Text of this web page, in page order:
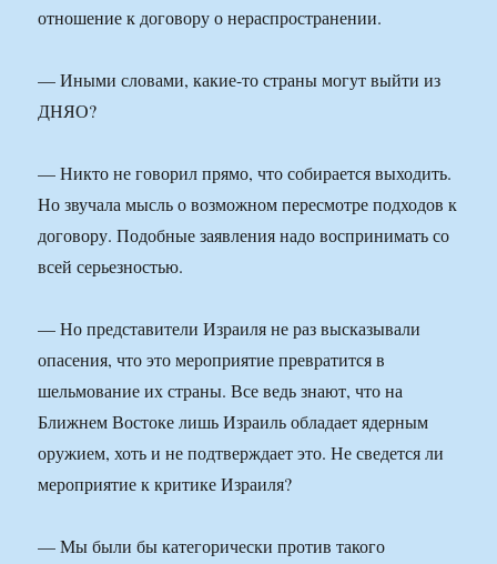
отношение к договору о нераспространении.
— Иными словами, какие-то страны могут выйти из
ДНЯО?
— Никто не говорил прямо, что собирается выходить.
Но звучала мысль о возможном пересмотре подходов к
договору. Подобные заявления надо воспринимать со
всей серьезностью.
— Но представители Израиля не раз высказывали
опасения, что это мероприятие превратится в
шельмование их страны. Все ведь знают, что на
Ближнем Востоке лишь Израиль обладает ядерным
оружием, хоть и не подтверждает это. Не сведется ли
мероприятие к критике Израиля?
— Мы были бы категорически против такого